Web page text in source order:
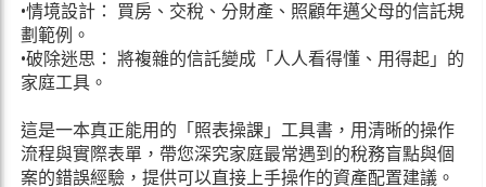
•情境設計： 買房、交稅、分財產、照顧年邁父母的信託規
劃範例。
•破除迷思： 將複雜的信託變成「人人看得懂、用得起」的
家庭工具。
這是一本真正能用的「照表操課」工具書，用清晰的操作
流程與實際表單，帶您深究家庭最常遇到的稅務盲點與個
案的錯誤經驗，提供可以直接上手操作的資產配置建議。